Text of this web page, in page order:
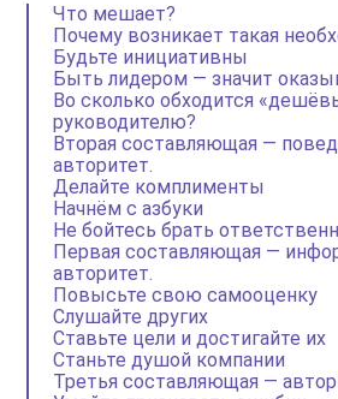
Что мешает?
Почему возникает такая
Будьте инициативны
Быть лидером — значит
Во сколько обходится
руководителю?
Вторая составляющая —
авторитет.
Делайте комплименты
Начнём с азбуки
Не бойтесь брать
Первая составляющая —
авторитет.
Повысьте свою самооценку
Слушайте других
Ставьте цели и достигайте их
Станьте душой компании
Третья составляющая —